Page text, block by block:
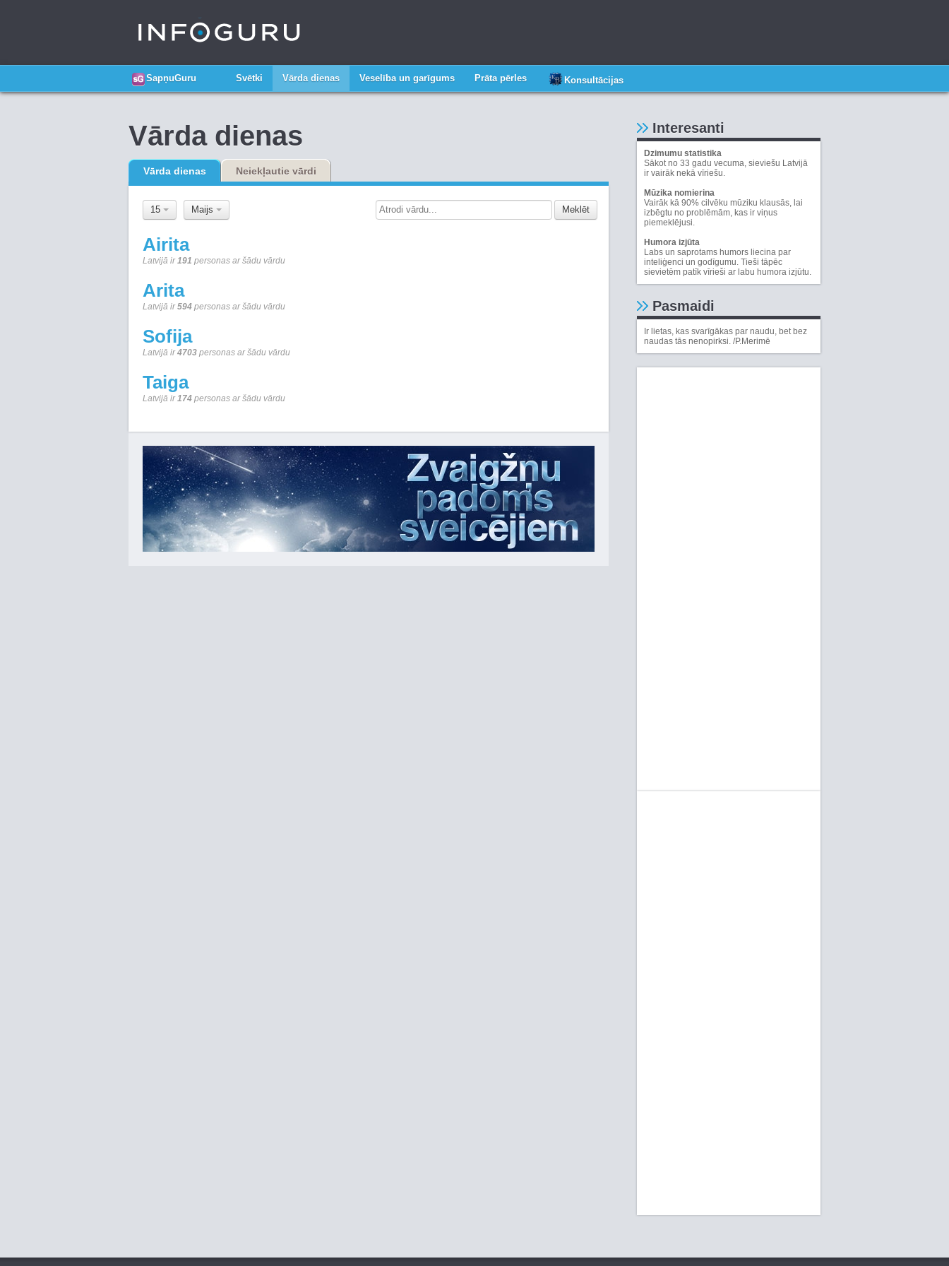
SapņuGuru Svētki Vārda dienas Veselība un garīgums Prāta pērles Konsultācijas
Vārda dienas
Vārda dienas Neiekļautie vārdi
15 Maijs Meklēt
Airita
Latvijā ir191 personas ar šādu vārdu
Arita
Latvijā ir594 personas ar šādu vārdu
Sofija
Latvijā ir4703 personas ar šādu vārdu
Taiga
Latvijā ir174 personas ar šādu vārdu
Interesanti
Dzimumu statistika
Sākot no 33 gadu vecuma, sieviešu Latvijā
ir vairāk nekā vīriešu.
Mūzika nomierina
Vairāk kā 90% cilvēku mūziku klausās, lai
izbēgtu no problēmām, kas ir viņus
piemeklējusi.
Humora izjūta
Labs un saprotams humors liecina par
inteliģenci un godīgumu. Tieši tāpēc
sievietēm patīk vīrieši ar labu humora izjūtu.
Pasmaidi
Ir lietas, kas svarīgākas par naudu, bet bez
naudas tās nenopirksi. /P.Merimē